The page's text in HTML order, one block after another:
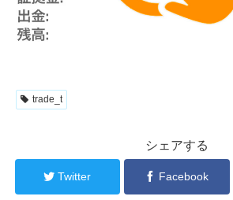
trade_t
シェアする
Twitter Facebook